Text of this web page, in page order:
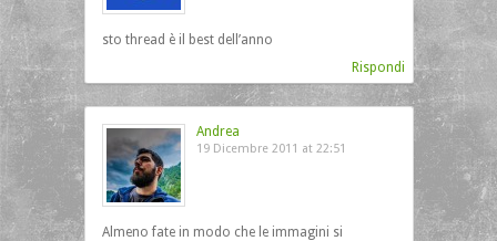
sto thread è il best dell’anno
Rispondi
Andrea
19 Dicembre 2011 at 22:51
Almeno fate in modo che le immagini si